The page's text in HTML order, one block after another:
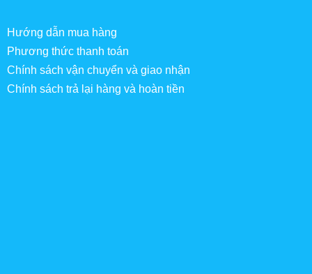
Hướng dẫn mua hàng
Phương thức thanh toán
Chính sách vận chuyển và giao nhận
Chính sách trả lại hàng và hoàn tiền